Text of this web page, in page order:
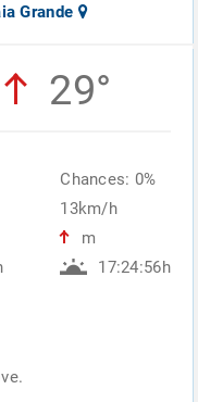
Grande
29°
Chances: 0%
13km/h
m
17:24:56h